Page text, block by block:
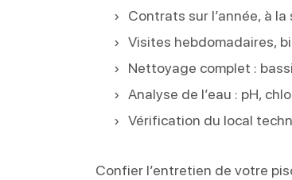
Contrats sur l’année, à
Visites hebdomadaires,
Nettoyage complet :
Analyse de l’eau : pH,
Vérification du local
Confier l’entretien de votre